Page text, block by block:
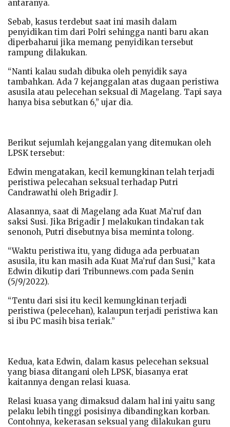
antaranya.
Sebab, kasus terdebut saat ini masih dalam
penyidikan tim dari Polri sehingga nanti baru akan
diperbaharui jika memang penyidikan tersebut
rampung dilakukan.
“Nanti kalau sudah dibuka oleh penyidik saya
tambahkan. Ada 7 kejanggalan atas dugaan peristiwa
asusila atau pelecehan seksual di Magelang. Tapi saya
hanya bisa sebutkan 6,” ujar dia.
Berikut sejumlah kejanggalan yang ditemukan oleh
LPSK tersebut:
Edwin mengatakan, kecil kemungkinan telah terjadi
peristiwa pelecahan seksual terhadap Putri
Candrawathi oleh Brigadir J.
Alasannya, saat di Magelang ada Kuat Ma’ruf dan
saksi Susi. Jika Brigadir J melakukan tindakan tak
senonoh, Putri disebutnya bisa meminta tolong.
“Waktu peristiwa itu, yang diduga ada perbuatan
asusila, itu kan masih ada Kuat Ma’ruf dan Susi,” kata
Edwin dikutip dari Tribunnews.com pada Senin
(5/9/2022).
“Tentu dari sisi itu kecil kemungkinan terjadi
peristiwa (pelecehan), kalaupun terjadi peristiwa kan
si ibu PC masih bisa teriak.”
Kedua, kata Edwin, dalam kasus pelecehan seksual
yang biasa ditangani oleh LPSK, biasanya erat
kaitannya dengan relasi kuasa.
Relasi kuasa yang dimaksud dalam hal ini yaitu sang
pelaku lebih tinggi posisinya dibandingkan korban.
Contohnya, kekerasan seksual yang dilakukan guru